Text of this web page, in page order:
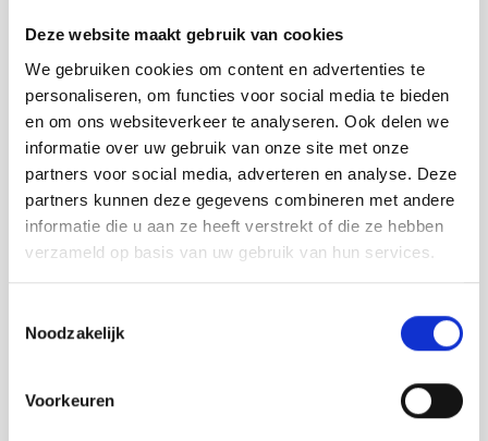
Deze website maakt gebruik van cookies
We gebruiken cookies om content en advertenties te
personaliseren, om functies voor social media te bieden
en om ons websiteverkeer te analyseren. Ook delen we
informatie over uw gebruik van onze site met onze
partners voor social media, adverteren en analyse. Deze
partners kunnen deze gegevens combineren met andere
informatie die u aan ze heeft verstrekt of die ze hebben
verzameld op basis van uw gebruik van hun services.
Noodzakelijk
Voorkeuren
TweeDoek | design theedoek & handdoek in één van
biologisch katoen
door Anieke Branderhorst
€34,95